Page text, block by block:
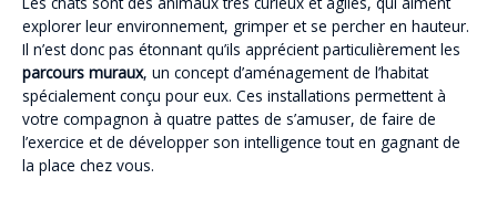
explorer leur environnement, grimper et se percher en hauteur.
Il n’est donc pas étonnant qu’ils apprécient particulièrement les
parcours muraux, un concept d’aménagement de l’habitat
spécialement conçu pour eux. Ces installations permettent à
votre compagnon à quatre pattes de s’amuser, de faire de
l’exercice et de développer son intelligence tout en gagnant de
la place chez vous.